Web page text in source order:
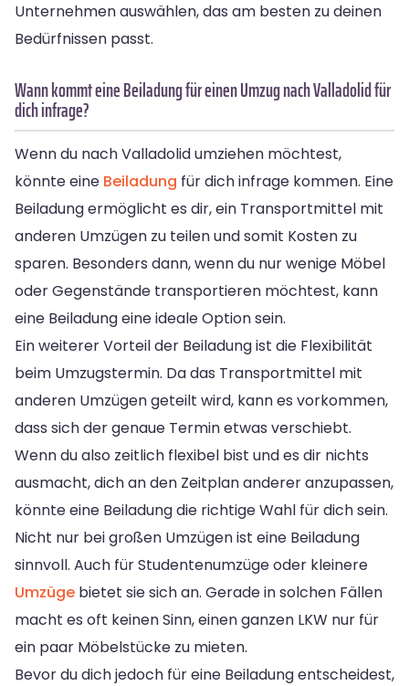
Unternehmen auswählen, das am besten zu deinen
Bedürfnissen passt.
Wann kommt eine Beiladung für einen Umzug nach Valladolid für
dich infrage?
Wenn du nach Valladolid umziehen möchtest,
könnte eine Beiladung für dich infrage kommen. Eine
Beiladung ermöglicht es dir, ein Transportmittel mit
anderen Umzügen zu teilen und somit Kosten zu
sparen. Besonders dann, wenn du nur wenige Möbel
oder Gegenstände transportieren möchtest, kann
eine Beiladung eine ideale Option sein.
Ein weiterer Vorteil der Beiladung ist die Flexibilität
beim Umzugstermin. Da das Transportmittel mit
anderen Umzügen geteilt wird, kann es vorkommen,
dass sich der genaue Termin etwas verschiebt.
Wenn du also zeitlich flexibel bist und es dir nichts
ausmacht, dich an den Zeitplan anderer anzupassen,
könnte eine Beiladung die richtige Wahl für dich sein.
Nicht nur bei großen Umzügen ist eine Beiladung
sinnvoll. Auch für Studentenumzüge oder kleinere
Umzüge bietet sie sich an. Gerade in solchen Fällen
macht es oft keinen Sinn, einen ganzen LKW nur für
ein paar Möbelstücke zu mieten.
Bevor du dich jedoch für eine Beiladung entscheidest,